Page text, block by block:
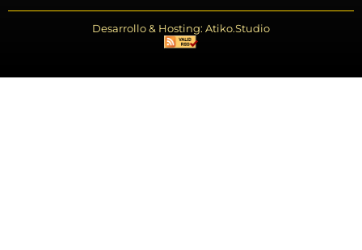
Desarrollo & Hosting: Atiko.Studio